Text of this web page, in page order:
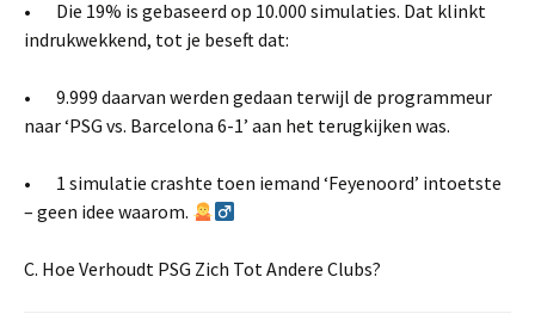
• Die 19% is gebaseerd op 10.000 simulaties. Dat klinkt
indrukwekkend, tot je beseft dat:
• 9.999 daarvan werden gedaan terwijl de programmeur
naar ‘PSG vs. Barcelona 6-1’ aan het terugkijken was.
• 1 simulatie crashte toen iemand ‘Feyenoord’ intoetste
– geen idee waarom.
C. Hoe Verhoudt PSG Zich Tot Andere Clubs?